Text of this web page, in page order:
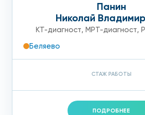
Панин
Николай
КТ-диагност, МРТ-диагност,
Беляево
СТАЖ РАБОТЫ
ПОДРОБНЕЕ